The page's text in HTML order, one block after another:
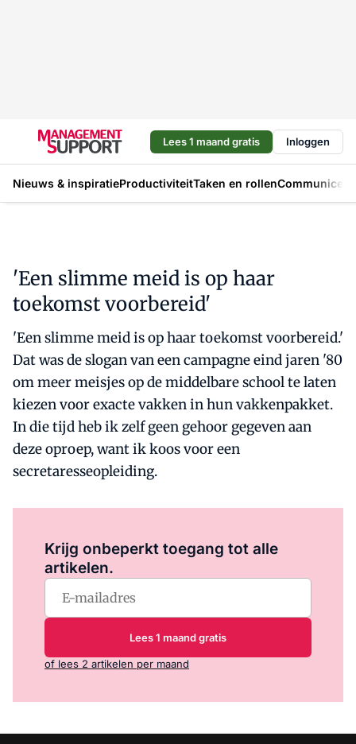
Lees 1 maand gratis Inloggen
Nieuws & inspiratieProductiviteitTaken en rollen
'Een slimme meid is op haar
toekomst voorbereid'
'Een slimme meid is op haar toekomst voorbereid.'
Dat was de slogan van een campagne eind jaren '80
om meer meisjes op de middelbare school te laten
kiezen voor exacte vakken in hun vakkenpakket.
In die tijd heb ik zelf geen gehoor gegeven aan
deze oproep, want ik koos voor een
secretaresseopleiding.
Krijg onbeperkt toegang tot alle
artikelen.
Lees 1 maand gratis
of lees 2 artikelen per maand